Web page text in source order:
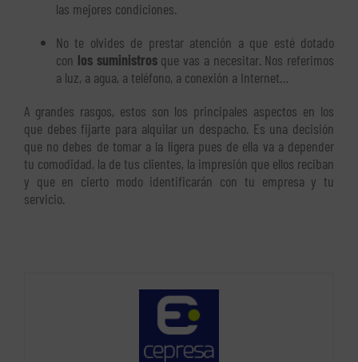
las mejores condiciones.
No te olvides de prestar atención a que esté dotado
con los suministrosque vas a necesitar. Nos referimos
a luz, a agua, a teléfono, a conexión a Internet…
A grandes rasgos, estos son los principales aspectos en los
que debes fijarte para alquilar un despacho. Es una decisión
que no debes de tomar a la ligera pues de ella va a depender
tu comodidad, la de tus clientes, la impresión que ellos reciban
y que en cierto modo identificarán con tu empresa y tu
servicio.